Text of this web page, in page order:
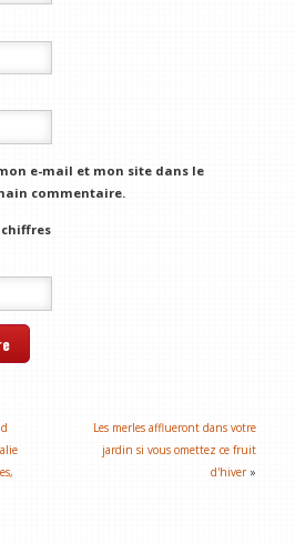
e-mail et mon site dans le
commentaire.
chiffres
Les merles afflueront dans votre
jardin si vous omettez ce fruit
d'hiver »